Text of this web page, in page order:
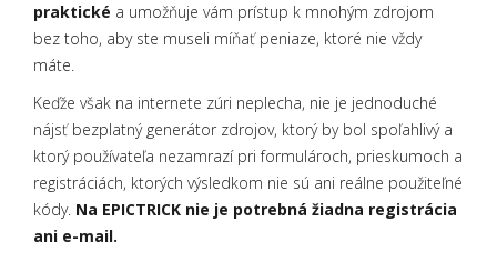
praktické a umožňuje vám prístup k mnohým zdrojom
bez toho, aby ste museli míňať peniaze, ktoré nie vždy
máte.
Keďže však na internete zúri neplecha, nie je jednoduché
nájsť bezplatný generátor zdrojov, ktorý by bol spoľahlivý a
ktorý používateľa nezamrazí pri formulároch, prieskumoch a
registráciách, ktorých výsledkom nie sú ani reálne použiteľné
kódy. Na EPICTRICK nie je potrebná žiadna registrácia
ani e-mail.